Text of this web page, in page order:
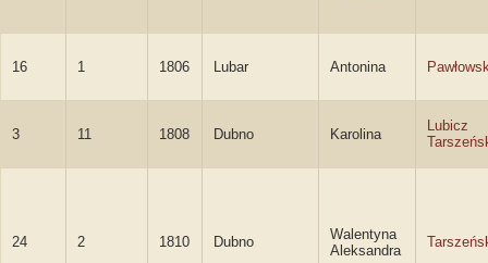
16 1 1806 Lubar Antonina
3 11 1808 Dubno Karolina
Lubicz
24 2 1810 Dubno
Walentyna
Aleksandra